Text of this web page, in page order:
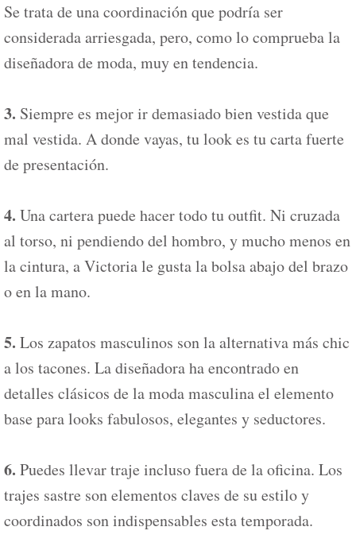
Se trata de una coordinación que podría ser
considerada arriesgada, pero, como lo comprueba la
diseñadora de moda, muy en tendencia.
3. Siempre es mejor ir demasiado bien vestida que
mal vestida. A donde vayas, tu look es tu carta fuerte
de presentación.
4. Una cartera puede hacer todo tu outfit. Ni cruzada
al torso, ni pendiendo del hombro, y mucho menos en
la cintura, a Victoria le gusta la bolsa abajo del brazo
o en la mano.
5. Los zapatos masculinos son la alternativa más chic
a los tacones. La diseñadora ha encontrado en
detalles clásicos de la moda masculina el elemento
base para looks fabulosos, elegantes y seductores.
6. Puedes llevar traje incluso fuera de la oficina. Los
trajes sastre son elementos claves de su estilo y
coordinados son indispensables esta temporada.